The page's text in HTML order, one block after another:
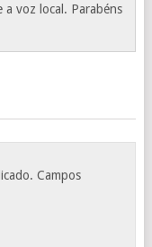
a voz local. Parabéns
Campos